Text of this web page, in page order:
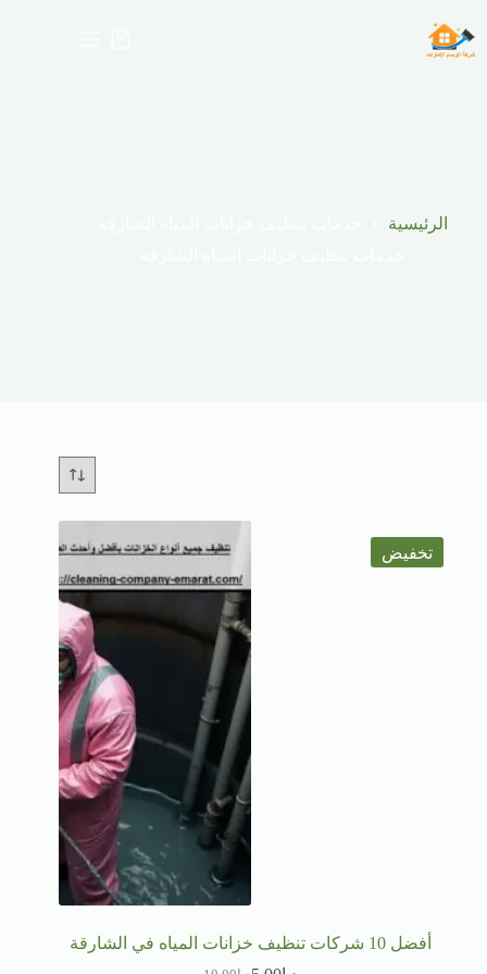
إلى
المحتوى
الرئيسية
تخفيض
أفضل 10 شركات تنظيف خزانات المياه في الشارقة